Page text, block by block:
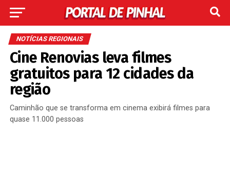
NOTÍCIAS REGIONAIS
Cine Renovias leva filmes
gratuitos para 12 cidades da
região
Caminhão que se transforma em cinema exibirá filmes para
quase 11.000 pessoas